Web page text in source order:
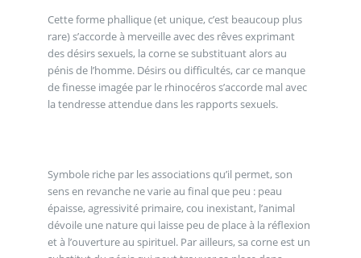
Cette forme phallique (et unique, c’est beaucoup plus
rare) s’accorde à merveille avec des rêves exprimant
des désirs sexuels, la corne se substituant alors au
pénis de l’homme. Désirs ou difficultés, car ce manque
de finesse imagée par le rhinocéros s’accorde mal avec
la tendresse attendue dans les rapports sexuels.
Symbole riche par les associations qu’il permet, son
sens en revanche ne varie au final que peu : peau
épaisse, agressivité primaire, cou inexistant, l’animal
dévoile une nature qui laisse peu de place à la réflexion
et à l’ouverture au spirituel. Par ailleurs, sa corne est un